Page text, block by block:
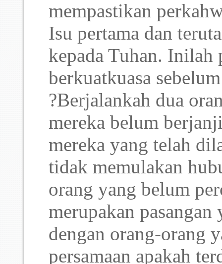
mempastikan
Isu pertama dan
kepada Tuhan.
berkuatkuasa
?Berjalankah dua
mereka belum
mereka yang telah
tidak memulakan
orang yang belum
merupakan
dengan orang-orang
persamaan apakah